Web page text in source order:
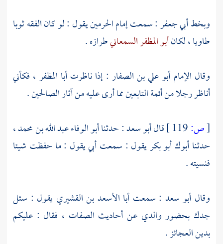
وبخطأبي جعفر: سمعتإمام الحرمينيقول : لو كان الفقه ثوبا
طاويا ، لكانأبو المظفر السمعانيطرازه .
وقال الإمام أبو علي بن الصفار : إذا ناظرتأبا المظفر ، فكأني
أناظر رجلا من أئمة التابعين مما أرى عليه من آثار الصالحين .
[ص: قالأبو سعد: حدثناأبو الوفاء عبد الله بن محمد،
حدثناأبوك أبو بكريقول : سمعت أبي يقول : ما حفظت شيئا
فنسيته .
وقال أبو سعد : سمعت أبا الأسعد بن القشيري يقول : سئل
جدك بحضور والدي عن أحاديث الصفات ، فقال : عليكم
بدين العجائز .